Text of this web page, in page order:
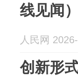
线见闻）
人民网
创新形